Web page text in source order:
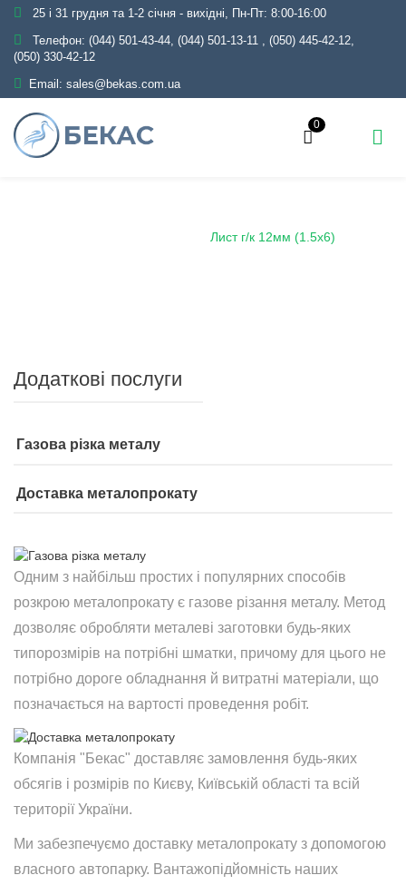
25 і 31 грудня та 1-2 січня - вихідні, Пн-Пт: 8:00-16:00
Телефон: (044) 501-43-44, (044) 501-13-11 , (050) 445-42-12,
(050) 330-42-12
Email: sales@bekas.com.ua
0
Лист г/к 12мм (1.5х6)
Додаткові послуги
Газова різка металу
Доставка металопрокату
Одним з найбільш простих і популярних способів
розкрою металопрокату є газове різання металу. Метод
дозволяє обробляти металеві заготовки будь-яких
типорозмірів на потрібні шматки, причому для цього не
потрібно дороге обладнання й витратні матеріали, що
позначається на вартості проведення робіт.
Компанія "Бекас" доставляє замовлення будь-яких
обсягів і розмірів по Києву, Київській області та всій
території України.
Ми забезпечуємо доставку металопрокату з допомогою
власного автопарку. Вантажопідйомність наших